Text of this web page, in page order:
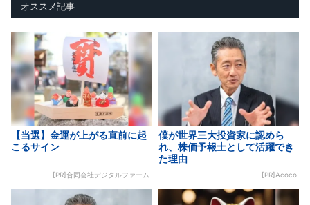
オススメ記事
【当選】金運が上がる直前に起
こるサイン
[PR]合同会社デジタルファーム
僕が世界三大投資家に認めら
れ、株価予報士として活躍でき
た理由
[PR]Acoco.